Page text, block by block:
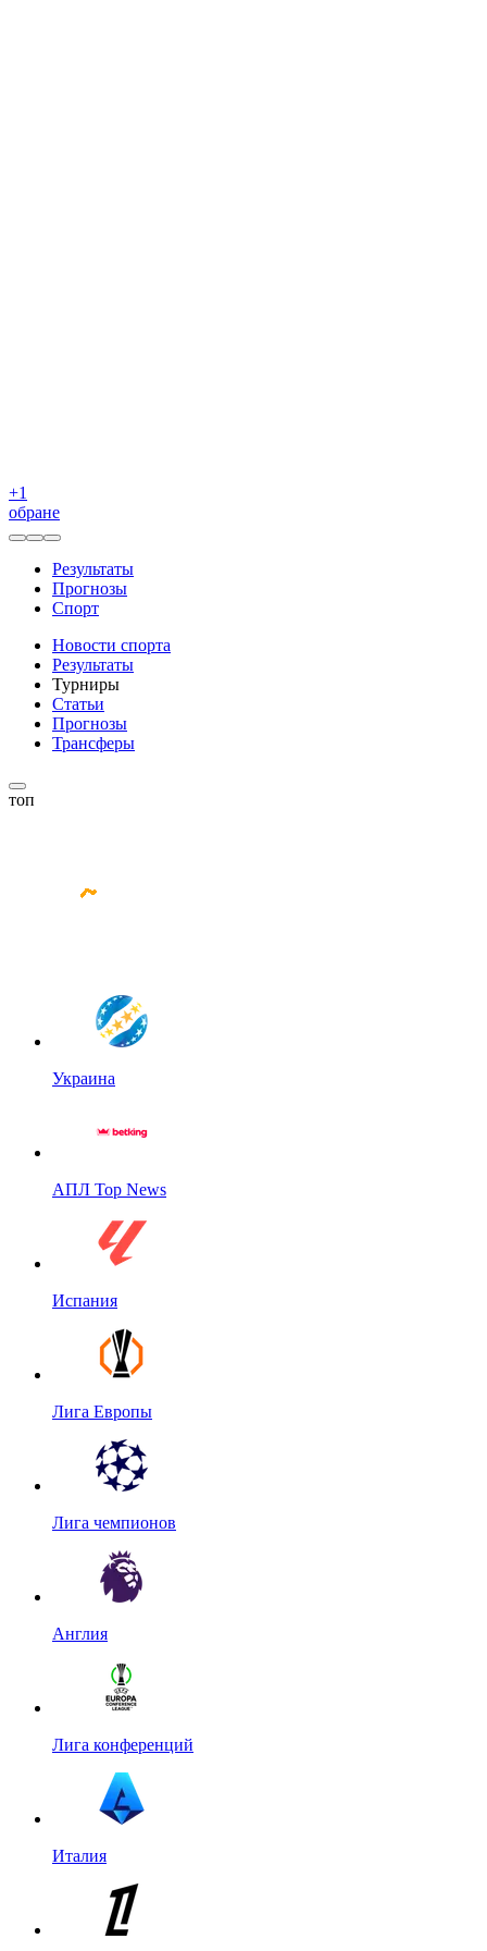
+1
обране
Результаты
Прогнозы
Спорт
Новости спорта
Результаты
Турниры
Статьи
Прогнозы
Трансферы
топ
Украина
АПЛ Top News
Испания
Лига Европы
Лига чемпионов
Англия
Лига конференций
Италия